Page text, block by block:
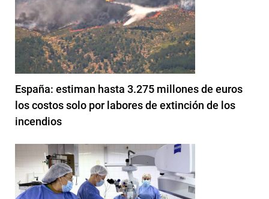
España: estiman hasta 3.275 millones de euros
los costos solo por labores de extinción de los
incendios